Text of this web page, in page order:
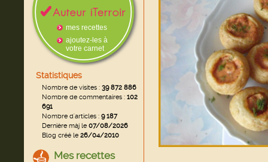
mes recettes
ajoutez-les à
votre carnet
Statistiques
Nombre de visites : 39 872 886
Nombre de commentaires : 102
691
Nombre d'articles : 9 187
Dernière màj le07/08/2026
Blog créé le26/04/2010
Mes recettes